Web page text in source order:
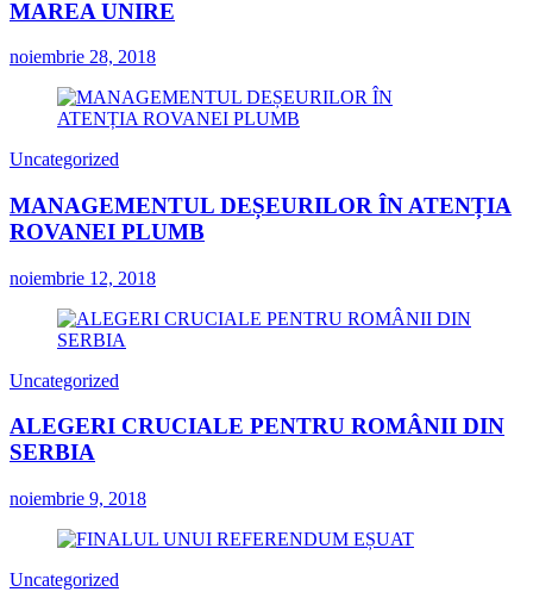
MAREA UNIRE
noiembrie 28, 2018
Uncategorized
MANAGEMENTUL DEȘEURILOR ÎN ATENȚIA
ROVANEI PLUMB
noiembrie 12, 2018
Uncategorized
ALEGERI CRUCIALE PENTRU ROMÂNII DIN
SERBIA
noiembrie 9, 2018
Uncategorized